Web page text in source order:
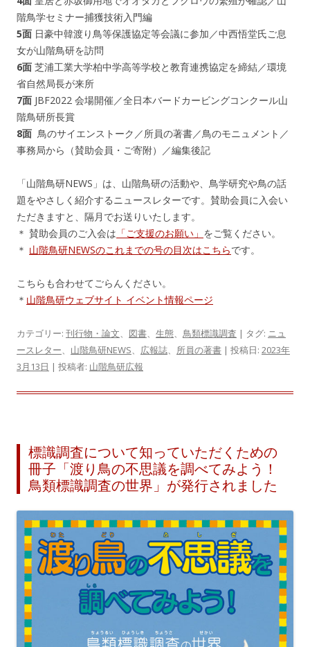
階鳥学セミナー捕獲技術入門編
5面 日豪中韓渡り鳥等保護協定等会議に参加／中西悟堂氏ご息
女が山階鳥研を訪問
6面 芝浦工業大学柏中学高等学校と教育連携協定を締結／環境
省自然局長が来所
7面 JBF2022 会場開催／全日本バードカービングコンクール山
階鳥研所長賞
8面 鳥のサイエンストーク／所員の著書／鳥のモニュメント／
事務局から（賛助会員・ご寄附）／編集後記
「山階鳥研NEWS」は、山階鳥研の活動や、鳥学研究や鳥の話
題をやさしく紹介するニュースレターです。賛助会員に入会い
ただきますと、隔月でお送りいたします。
＊ 賛助会員のご入会は 「ご支援のお願い」 をご覧ください。
＊ 山階鳥研NEWSのこれまでの号の目次はこちらです。
こちらも合わせてごらんください。
＊ 山階鳥研ウェブサイト イベント情報ページ
カテゴリー: 刊行物・論文、 図書、 生態、 鳥類標識調査 | タグ: ニュ
ースレター、 山階鳥研NEWS、 広報誌、 所員の著書 | 投稿日: 2023年
3月13日 | 投稿者: 山階鳥研広報
標識調査について知っていただくための
冊子「渡り鳥の不思議を調べてみよう！
鳥類標識調査の世界」が発行されました